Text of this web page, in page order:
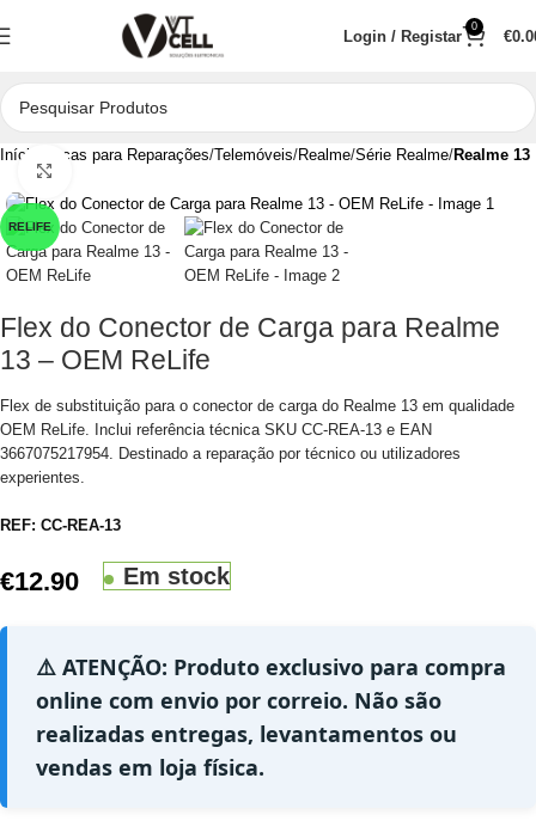
Login / Registar
0
€
Início Peças para Reparações Telemóveis Realme Série Realme Realme 13
RELIFE
Flex do Conector de Carga para Realme
13 – OEM ReLife
Flex de substituição para o conector de carga do Realme 13 em qualidade
OEM ReLife. Inclui referência técnica SKU CC-REA-13 e EAN
3667075217954. Destinado a reparação por técnico ou utilizadores
experientes.
REF: CC-REA-13
€12.90 Em stock
⚠️ ATENÇÃO: Produto exclusivo para compra
online com envio por correio. Não são
realizadas entregas, levantamentos ou
vendas em loja física.